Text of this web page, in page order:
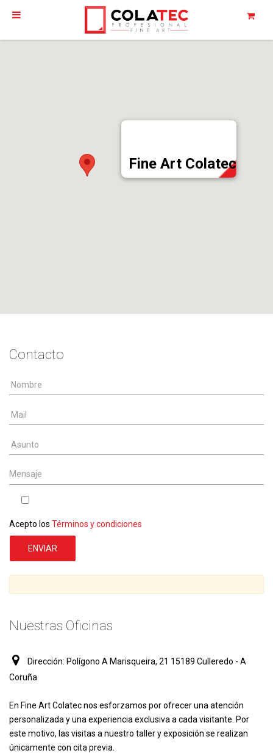
Fine Art Colatec
Contacto
Nombre
*
Mail
*
Asunto
Mensaje
Acepto los Términos y condiciones
Nuestras Oficinas
Dirección: Polígono A Marisqueira, 21 15189 Culleredo - A
Coruña
En Fine Art Colatec nos esforzamos por ofrecer una atención
personalizada y una experiencia exclusiva a cada visitante. Por
este motivo, las visitas a nuestro taller y exposición se realizan
únicamente con cita previa.